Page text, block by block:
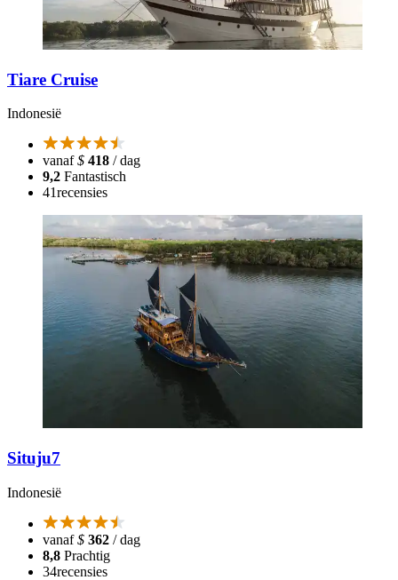
Tiare Cruise
Indonesië
vanaf$ 418 / dag
9,2 Fantastisch
41recensies
Situju7
Indonesië
vanaf$ 362 / dag
8,8 Prachtig
34recensies